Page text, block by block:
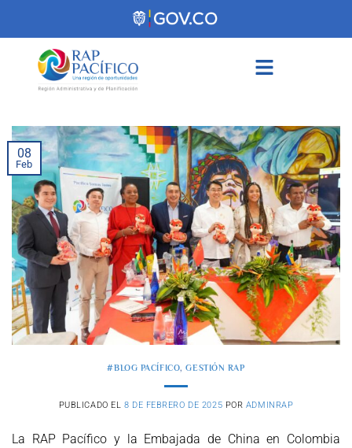
08
Feb
#BLOG PACÍFICO,GESTIÓN RAP
PUBLICADO EL 8 DE FEBRERO DE 2025 POR ADMINRAP
La RAP Pacífico y la Embajada de China en Colombia